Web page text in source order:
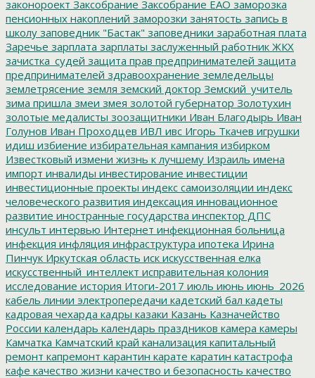
законороект Заксобрание Заксобрание ЕАО заморозка
пенсионных накоплений заморозки занятость запись в
школу заповедник "Бастак" заповедники заработная плата
Заречье зарплата зарплаты заслуженный работник ЖКХ
зачистка_судей защита прав предпринимателей защита
предпринимателей здравоохранение земледельцы
землетрясение земля земский доктор Земский_учитель
зима пришла змеи змея золотой губернатор Золотухин
золотые медалисты зоозащитники Иван Благодырь Иван
Голунов Иван Проходцев ИВЛ ивс Игорь Ткачев игрушки
идиш избиение избирательная кампания избирком
Известковый измени жизнь к лучшему Израиль имена
импорт инвалиды инвестирование инвестиции
инвестиционные проекты индекс самоизоляции индекс
человеческого развития индексация инновационное
развитие иностранные государства инспектор ДПС
инсульт интервью Интернет инфекционная больница
инфекция инфляция инфраструктура ипотека Ирина
Пинчук Иркутская область иск искусственная елка
искусственный_интеллект исправительная колония
исследование история Итоги-2017 июль июнь июнь_2026
кабель линии электропередачи кадетский бал кадеты
кадровая чехарда кадры казаки Казань Казначейство
России календарь календарь праздников камера камеры
Камчатка Камчатский край канализация капитальный
ремонт капремонт карантин карате каратин катастрофа
кафе качество жизни качество и безопасность качество